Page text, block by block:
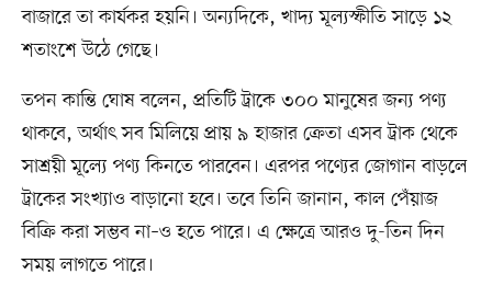
বাজারে তা কার্যকর হয়নি। অন্যদিকে, খাদ্য মূল্যস্ফীতি সাড়ে ১২
শতাংশে উঠে গেছে।
তপন কান্তি ঘোষ বলেন, প্রতিটি ট্রাকে ৩০০ মানুষের জন্য পণ্য
থাকবে, অর্থাৎ সব মিলিয়ে প্রায় ৯ হাজার ক্রেতা এসব ট্রাক থেকে
সাশ্রয়ী মূল্যে পণ্য কিনতে পারবেন। এরপর পণ্যের জোগান বাড়লে
ট্রাকের সংখ্যাও বাড়ানো হবে। তবে তিনি জানান, কাল পেঁয়াজ
বিক্রি করা সম্ভব না–ও হতে পারে। এ ক্ষেত্রে আরও দু-তিন দিন
সময় লাগতে পারে।